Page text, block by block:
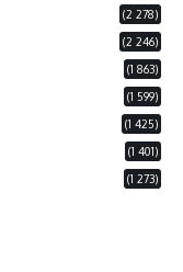
(2 278)
(2 246)
(1 863)
(1 599)
(1 425)
(1 401)
(1 273)